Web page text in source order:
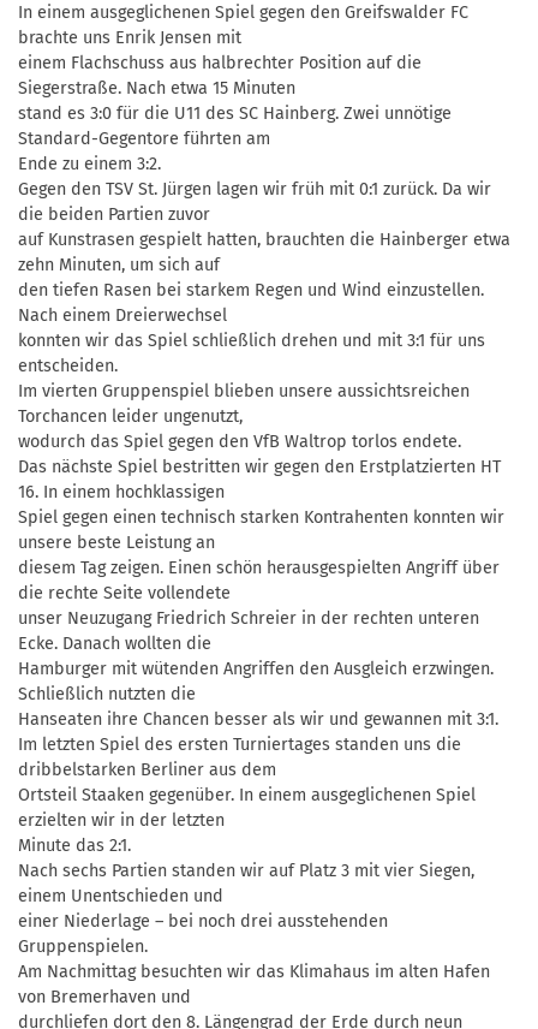
In einem ausgeglichenen Spiel gegen den Greifswalder FC
brachte uns Enrik Jensen mit
einem Flachschuss aus halbrechter Position auf die
Siegerstraße. Nach etwa 15 Minuten
stand es 3:0 für die U11 des SC Hainberg. Zwei unnötige
Standard-Gegentore führten am
Ende zu einem 3:2.
Gegen den TSV St. Jürgen lagen wir früh mit 0:1 zurück. Da wir
die beiden Partien zuvor
auf Kunstrasen gespielt hatten, brauchten die Hainberger etwa
zehn Minuten, um sich auf
den tiefen Rasen bei starkem Regen und Wind einzustellen.
Nach einem Dreierwechsel
konnten wir das Spiel schließlich drehen und mit 3:1 für uns
entscheiden.
Im vierten Gruppenspiel blieben unsere aussichtsreichen
Torchancen leider ungenutzt,
wodurch das Spiel gegen den VfB Waltrop torlos endete.
Das nächste Spiel bestritten wir gegen den Erstplatzierten HT
16. In einem hochklassigen
Spiel gegen einen technisch starken Kontrahenten konnten wir
unsere beste Leistung an
diesem Tag zeigen. Einen schön herausgespielten Angriff über
die rechte Seite vollendete
unser Neuzugang Friedrich Schreier in der rechten unteren
Ecke. Danach wollten die
Hamburger mit wütenden Angriffen den Ausgleich erzwingen.
Schließlich nutzten die
Hanseaten ihre Chancen besser als wir und gewannen mit 3:1.
Im letzten Spiel des ersten Turniertages standen uns die
dribbelstarken Berliner aus dem
Ortsteil Staaken gegenüber. In einem ausgeglichenen Spiel
erzielten wir in der letzten
Minute das 2:1.
Nach sechs Partien standen wir auf Platz 3 mit vier Siegen,
einem Unentschieden und
einer Niederlage – bei noch drei ausstehenden
Gruppenspielen.
Am Nachmittag besuchten wir das Klimahaus im alten Hafen
von Bremerhaven und
durchliefen dort den 8. Längengrad der Erde durch neun